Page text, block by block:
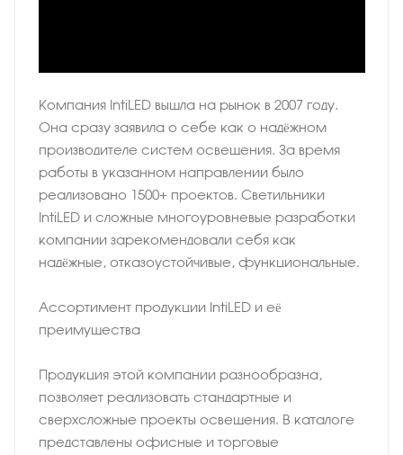
Компания IntiLED вышла на рынок в 2007 году.
Она сразу заявила о себе как о надёжном
производителе систем освещения. За время
работы в указанном направлении было
реализовано 1500+ проектов. Светильники
IntiLED и сложные многоуровневые разработки
компании зарекомендовали себя как
надёжные, отказоустойчивые, функциональные.
Ассортимент продукции IntiLED и её
преимущества
Продукция этой компании разнообразна,
позволяет реализовать стандартные и
сверхсложные проекты освещения. В каталоге
представлены офисные и торговые